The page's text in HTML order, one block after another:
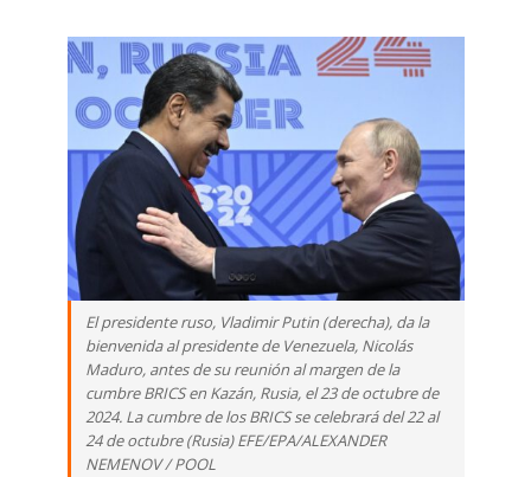
El presidente ruso, Vladimir Putin (derecha), da la
bienvenida al presidente de Venezuela, Nicolás
Maduro, antes de su reunión al margen de la
cumbre BRICS en Kazán, Rusia, el 23 de octubre de
2024. La cumbre de los BRICS se celebrará del 22 al
24 de octubre (Rusia) EFE/EPA/ALEXANDER
NEMENOV / POOL